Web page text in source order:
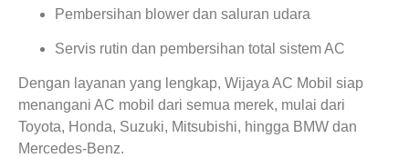
Pembersihan blower dan saluran udara
Servis rutin dan pembersihan total sistem AC
Dengan layanan yang lengkap, Wijaya AC Mobil siap
menangani AC mobil dari semua merek, mulai dari
Toyota, Honda, Suzuki, Mitsubishi, hingga BMW dan
Mercedes-Benz.